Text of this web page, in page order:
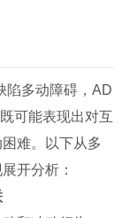
小儿包皮
陷多动障碍，AD
可能表现出对互
难。以下从多
开分析：